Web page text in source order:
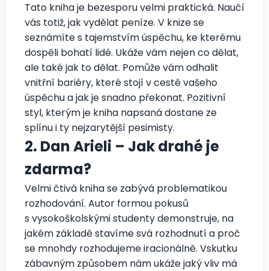
Tato kniha je bezesporu velmi praktická. Naučí
vás totiž, jak vydělat peníze. V knize se
seznámíte s tajemstvím úspěchu, ke kterému
dospěli bohatí lidé. Ukáže vám nejen co dělat,
ale také jak to dělat. Pomůže vám odhalit
vnitřní bariéry, které stojí v cestě vašeho
úspěchu a jak je snadno překonat. Pozitivní
styl, kterým je kniha napsaná dostane ze
splínu i ty nejzarytější pesimisty.
2. Dan Arieli – Jak drahé je
zdarma?
Velmi čtivá kniha se zabývá problematikou
rozhodování. Autor formou pokusů
s vysokoškolskými studenty demonstruje, na
jakém základě stavíme svá rozhodnutí a proč
se mnohdy rozhodujeme iracionálně. Vskutku
zábavným způsobem nám ukáže jaký vliv má